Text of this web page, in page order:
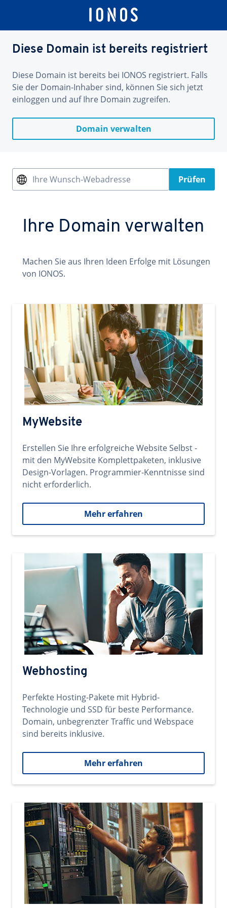
Diese Domain ist bereits registriert
Diese Domain ist bereits bei IONOS registriert. Falls
Sie der Domain-Inhaber sind, können Sie sich jetzt
einloggen und auf Ihre Domain zugreifen.
Domain verwalten
Ihre Wunsch-Webadresse Prüfen
Ihre Domain verwalten
Machen Sie aus Ihren Ideen Erfolge mit Lösungen
von IONOS.
MyWebsite
Erstellen Sie Ihre erfolgreiche Website Selbst -
mit den MyWebsite Komplettpaketen, inklusive
Design-Vorlagen. Programmier-Kenntnisse sind
nicht erforderlich.
Mehr erfahren
Webhosting
Perfekte Hosting-Pakete mit Hybrid-
Technologie und SSD für beste Performance.
Domain, unbegrenzter Traffic und Webspace
sind bereits inklusive.
Mehr erfahren